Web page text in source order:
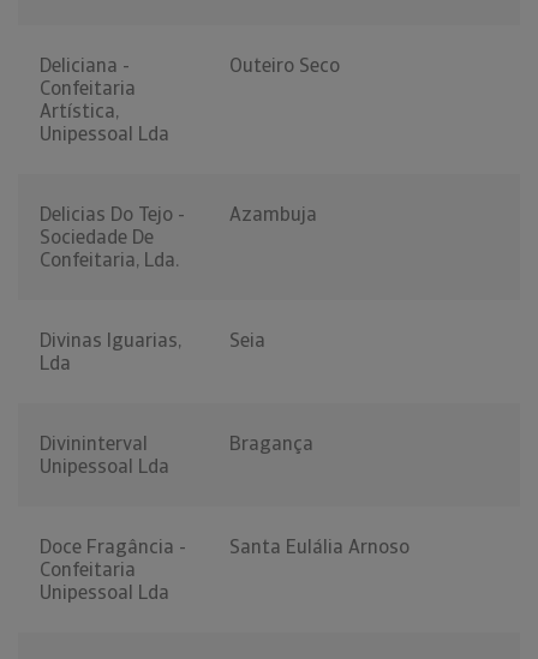
Deliciana -
Confeitaria
Artística,
Unipessoal Lda
Outeiro Seco
Delicias Do Tejo -
Sociedade De
Confeitaria, Lda.
Azambuja
Divinas Iguarias,
Lda
Seia
Divininterval
Unipessoal Lda
Bragança
Doce Fragância -
Confeitaria
Unipessoal Lda
Santa Eulália Arnoso